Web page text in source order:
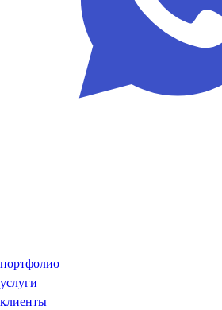
портфолио
услуги
клиенты